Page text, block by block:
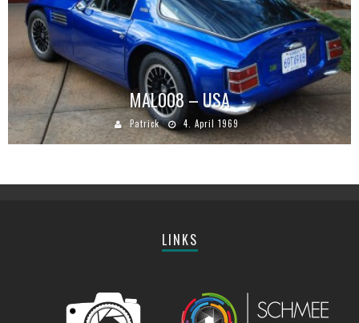
MAL008 – USA
Patrick 4. April 1969
LINKS